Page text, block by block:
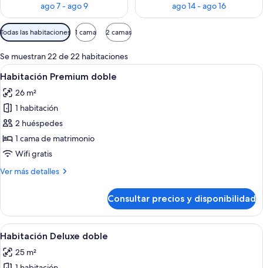
ago 7 - ago 9
ago 14 - ago 16
Filtros
disponibles
para
las
habitaciones
Todas las habitaciones 1 cama 2 camas
Se muestran 22 de 22 habitaciones
Abrir
todas
las
fotos
de
Habitación
Premium
Ropa de cama de alta calidad,
4
Habitación Premium doble
26 m²
1 habitación
2 huéspedes
1 cama de matrimonio
Wifi gratis
Ver más detalles
Más
Premium
doble
Consultar precios y disponibilidad
Abrir
todas
las
Ropa de cama de alta calidad,
4
Habitación Deluxe doble
25 m²